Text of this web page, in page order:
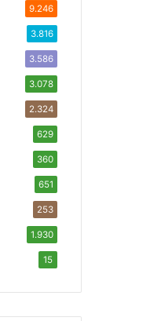
9.246
3.816
3.586
3.078
2.324
629
360
651
253
1.930
15